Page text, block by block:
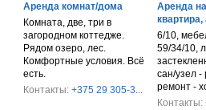
Аренда комнат/дома
Комната, две, три в
загородном коттедже.
Рядом озеро, лес.
Комфортные условия. Всё
есть.
Контакты: +375 29 305-3...
Аренда
квартира,
6/10,
59/34/10,
сан/узел
ремонт -
Контакты: